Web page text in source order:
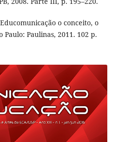
o conceito, o
Paulo: Paulinas, 2011. 102 p.